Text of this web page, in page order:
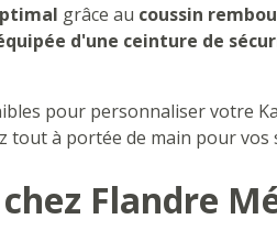
grâce au coussin
d'une ceinture de
pour personnaliser votre
tout à portée de main pour vos
Flandre